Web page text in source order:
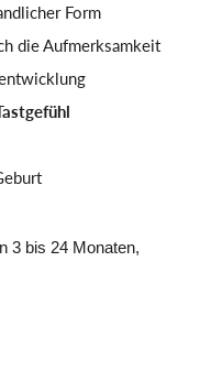
Form
die Aufmerksamkeit
3 bis 24 Monaten,